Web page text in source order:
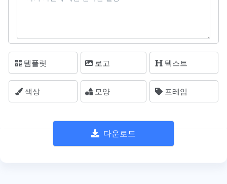
템플릿 로고 텍스트
색상 모양 프레임
다운로드